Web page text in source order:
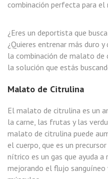
combinación perfecta para
¿Eres un deportista que
¿Quieres entrenar más duro
la combinación de malato de
la solución que estás
Malato de Citrulina
El malato de citrulina es un
la carne, las frutas y las
malato de citrulina puede
el cuerpo, que es un
nítrico es un gas que ayuda a
mejorando el flujo